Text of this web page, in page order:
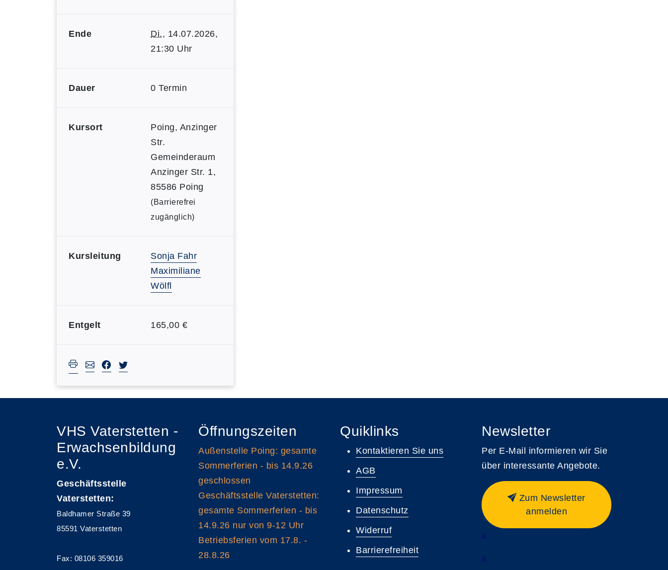
Ende Di., 14.07.2026,
21:30 Uhr
Dauer 0 Termin
Kursort
Poing, Anzinger
Str.
Gemeinderaum
Anzinger Str. 1,
85586 Poing
(Barrierefrei
zugänglich)
Kursleitung
Sonja Fahr
Maximiliane
Wölfl
Entgelt 165,00 €
VHS Vaterstetten -
Erwachsenbildung
e.V.
Geschäftsstelle
Vaterstetten:
Baldhamer Straße 39
85591 Vaterstetten
Fax: 08106 359016
Öffnungszeiten
Außenstelle Poing: gesamte
Sommerferien - bis 14.9.26
geschlossen
Geschäftsstelle Vaterstetten:
gesamte Sommerferien - bis
14.9.26 nur von 9-12 Uhr
Betriebsferien vom 17.8. -
28.8.26
Quiklinks
Kontaktieren Sie uns
AGB
Impressum
Datenschutz
Widerruf
Barrierefreiheit
Newsletter
Per E-Mail informieren wir Sie
über interessante Angebote.
Zum Newsletter
anmelden
a
a